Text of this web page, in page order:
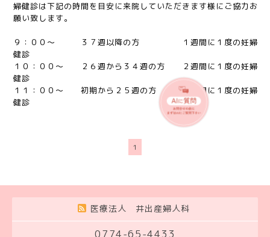
婦健診は下記の時間を目安に来院していただきます様にご協力お
願い致します。
９：００〜 ３７週以降の方 １週間に１度の妊婦
健診
１０：００〜 ２６週から３４週の方 ２週間に１度の妊婦
健診
１１：００〜 初期から２５週の方 ４週間に１度の妊婦
健診
1
医療法人 井出産婦人科
0774-65-4433